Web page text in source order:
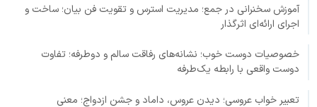
آموزش سخنرانی در جمع؛ مدیریت استرس و تقویت فن بیان؛ ساخت و
اجرای ارائه‌ای اثرگذار
خصوصیات دوست خوب؛ نشانه‌های رفاقت سالم و دوطرفه؛ تفاوت
دوست واقعی با رابطه یک‌طرفه
تعبیر خواب عروسی؛ دیدن عروس، داماد و جشن ازدواج؛ معنی